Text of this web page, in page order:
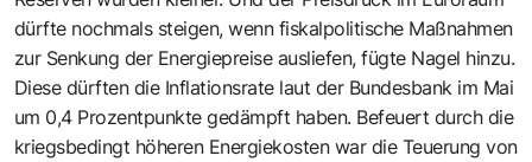
dürfte nochmals steigen, wenn fiskalpolitische Maßnahmen
zur Senkung der Energiepreise ausliefen, fügte Nagel hinzu.
Diese dürften die Inflationsrate laut der Bundesbank im Mai
um 0,4 Prozentpunkte gedämpft haben. Befeuert durch die
kriegsbedingt höheren Energiekosten war die Teuerung von